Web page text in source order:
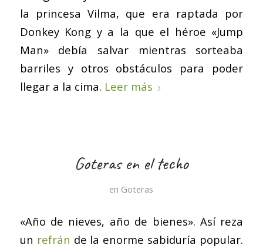
la princesa Vilma, que era raptada por
Donkey Kong y a la que el héroe «Jump
Man» debía salvar mientras sorteaba
barriles y otros obstáculos para poder
llegar a la cima. Leer más
Goteras en el techo
en Goteras
«Año de nieves, año de bienes». Así reza
un refrán de la enorme sabiduría popular.